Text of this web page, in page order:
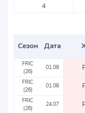
4
Сезон Дата
FRIC
(26)
01.08
FRIC
(26)
01.08
FRIC
(26)
24.07